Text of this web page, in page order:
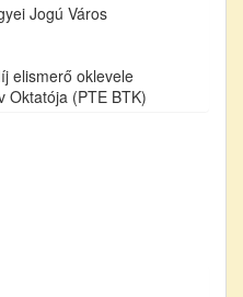
Jogú Város
elismerő oklevele
Oktatója (PTE BTK)